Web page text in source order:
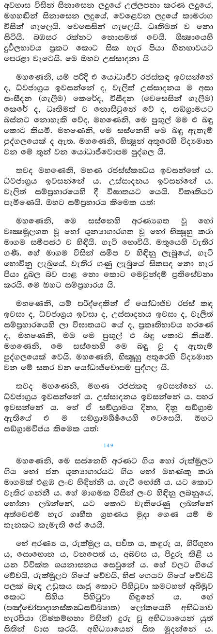
අවහාස විසින් සිනාසෙන ලදුයේ උල්ලපනා කරණ ලදුයේ,
මහහඬින් සිනාසෙන ලදුයේ, වෙළෙවන ලදුයේ කාමරාග
විසින් ගැලෙයි. වෙසෙසින් ගැලෙයි. ධෘතිමත් ව නො
සිටියි. බඹසර රක්නට නොසමත් වෙයි. ශික්‍ෂායෙහි
දුර්‍වලභාවය ප්‍රකට කොට සික හැර පියා හීනභාවයට
පෙරළා වැටෙයි. මෙ ඔහට උස්සාදනා යි
මහණෙනි, යම් පරිදි එ යෝධාජීව රජස්කඳ ඉවසන්නේ
ද, ධ්වජාග්‍රය ඉවසන්නේ ද, වැලිත් උස්සාදනය ම අසා
සංසීදන (ගැලීම) කෙරේද, විසීදන (වෙසෙසින් ගැලීම)
කෙරේ ද, ධෘතිමත් ව නොසිටුනේ වේ ද, සඞ්ග්‍රාමයට
බස්නට නොහැකි වේද, මහණෙනි, මෙ පුඟුල් මම එ බඳු
කොට කියමි. මහණෙනි, මෙ සස්නෙහි මෙ බඳු ඇතැම්
පුද්ගලයෙක් ද ඇත. මහණෙනි, භික්‍ෂූන් අතුරෙහි විද්‍යමාන
වන මේ තුන් වන යෝධාජීවොපම පුද්ගල යි.
තවද මහණෙනි, මහණ රජස්ස්කන්‍ධය ඉවසන්නේ ය.
ධ්වජාග්‍රය ඉවසන්නේ ය. උස්සාදනය ඉවසන්නේ ය.
වැලිත් සම්ප්‍රහාරයෙහි දී විඝාතයට යෙයි. විකෘතියට
පැමිණෙයි. ඔහට සම්ප්‍රහාරය කිමෙක යත්:
මහණෙනි, මෙ සස්නෙහි අරණ්‍යගත වූ හෝ
වෘක්‍ෂමූලගත වූ හෝ ශුන්‍යාගාරගත වූ හෝ භික්‍ෂූහු කරා
මාගම සමීපස්ථ ව හිඳියි. ගැටී හොවියි. මතුයෙහි වැතිර
ගණී. හේ මාගම විසින් සමීප ව හිඳිනු ලැබුයේ, ගැටී
හොවිනු ලැබුයේ, වැතිර ගණු ලැබුයේ සිකපද නො හැර
පියා දුබල බව පාළ නො කොට මෙවුන්දම් ප්‍රතිසේවනා
කරයි. මෙ ඔහට සම්ප්‍රහාරය යි.
මහණෙනි, යම් පරිද්දෙකින් ඒ යෝධාජීව රජස් කඳ
ඉවසා ද, ධ්වජාග්‍රය ඉවසා ද, උස්සාදනය ඉවසා ද, වැලිත්
සම්ප්‍රහාරයෙහි ලා විඝාතයට යේ ද, ප්‍රකෘතිභාවය හරණේ
ද, මහණෙනි, මම මෙ පුඟුල් එ බඳු කොට කියමි.
මහණෙනි, මෙ සස්නෙහි මෙ බඳු වූ ද ඇතැම්
පුද්ගලයෙක් වෙයි. මහණෙනි, භික්‍ෂූහු අතුරෙහි විද්‍යමාන
වන මේ සතර වන යෝධාජීවොපම පුද්ගල යි.
තවද මහණෙනි, මහණ රජස්කඳ ඉවසන්නේ ය.
ධ්වජාග්‍රය ඉවසන්නේ ය. උස්සාදනය ඉවසන්නේ ය. පහර
ඉවසන්නේ ය. හේ ඒ සඞ්ග්‍රාමය දිනා, දිනූ සඞ්ග්‍රාම
ඇතියේ එ ම සඞ්ග්‍රාමශීර්‍ෂයෙහි වෙසෙයි. ඔහට
සඞ්ග්‍රාමවිජය කිමෙක යත්:
149
මහණෙනි, මෙ සස්නෙහි අරණට ගිය හෝ රුක්මුලට
ගිය හෝ ජන ශූන්‍යාගාරයට ගිය හෝ මහණකු කරා
මාගමක් එළඹ ලංව හිඳින්නී ය. ගැටී හෝනී ය. යට කොට
වැතිර ගන්නී ය. හේ මාගමක විසින් ලංව හිඳිනු ලබනුයේ,
හෝනා ලබන්නේ, යට කොට වැතිරෙණු ලබන්නේ
අත්වෙළුම් හැර ගෘහීත ග්‍රහණය මුදා ගෙණ යම් ම
තැනකට කැමැති සේ යෙයි.
හේ අරණ්‍ය ය, රුක්මුල ය, පර්‍වත ය, කඳුරු ය, ගිරිගුහා
ය, සොහොන ය, වනපෙත් ය, අබවස ය, පිදුරු කිළි ය
යන විවික්ත ශයනාසනය සෙවුනේ ය. හේ වලට ගියේ
වේවයි, රුක්මුලට ගියේ වේවයි, හිස් ගෙයට ගියේ වේවයි
පලක් බැඳ උඩුකය ඍජු කොට පිහිටුවා කමටහන් අබිමුව
කොට සිහිය පිහිටුවා හිඳුනේ ය. හේ
(පඤ්චෝපාදානස්කන්‍ධසඞ්ඛ්‍යාත) ලෝකයෙහි අභිධ්‍යාව
හැරපියා (විෂ්කම්භනා විසින්) දුරු වූ අභිධ්‍යායෙන් යුත්
සිතින් වාස කරයි. අභිධ්‍යායෙන් සිත මුදන්නේ ය.